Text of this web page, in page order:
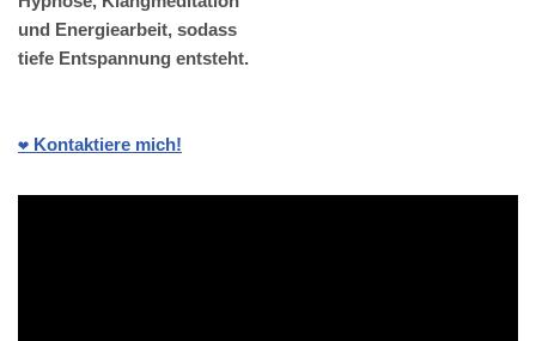
und Energiearbeit, sodass
tiefe Entspannung entsteht.
❤️ Kontaktiere mich!